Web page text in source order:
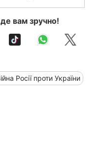
вам зручно!
Росії проти України